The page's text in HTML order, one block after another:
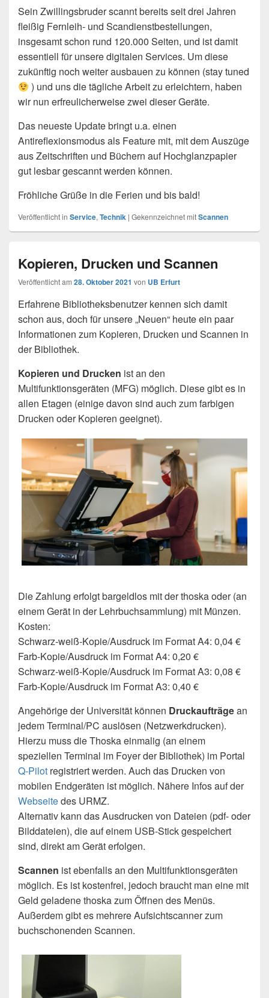
Sein Zwillingsbruder scannt bereits seit drei Jahren
fleißig Fernleih- und Scandienstbestellungen,
insgesamt schon rund 120.000 Seiten, und ist damit
essentiell für unsere digitalen Services. Um diese
zukünftig noch weiter ausbauen zu können (stay tuned
) und uns die tägliche Arbeit zu erleichtern, haben
wir nun erfreulicherweise zwei dieser Geräte.
Das neueste Update bringt u.a. einen
Antireflexionsmodus als Feature mit, mit dem Auszüge
aus Zeitschriften und Büchern auf Hochglanzpapier
gut lesbar gescannt werden können.
Fröhliche Grüße in die Ferien und bis bald!
Veröffentlicht in Service, Technik | Gekennzeichnet mitScannen
Kopieren, Drucken und Scannen
Veröffentlicht am 28. Oktober 2021 von UB Erfurt
Erfahrene Bibliotheksbenutzer kennen sich damit
schon aus, doch für unsere „Neuen“ heute ein paar
Informationen zum Kopieren, Drucken und Scannen in
der Bibliothek.
Kopieren und Drucken ist an den
Multifunktionsgeräten (MFG) möglich. Diese gibt es in
allen Etagen (einige davon sind auch zum farbigen
Drucken oder Kopieren geeignet).
Die Zahlung erfolgt bargeldlos mit der thoska oder (an
einem Gerät in der Lehrbuchsammlung) mit Münzen.
Kosten:
Schwarz-weiß-Kopie/Ausdruck im Format A4: 0,04 €
Farb-Kopie/Ausdruck im Format A4: 0,20 €
Schwarz-weiß-Kopie/Ausdruck im Format A3: 0,08 €
Farb-Kopie/Ausdruck im Format A3: 0,40 €
Angehörige der Universität können Druckaufträgean
jedem Terminal/PC auslösen (Netzwerkdrucken).
Hierzu muss die Thoska einmalig (an einem
speziellen Terminal im Foyer der Bibliothek) im Portal
Q-Pilot registriert werden. Auch das Drucken von
mobilen Endgeräten ist möglich. Nähere Infos auf der
Webseitedes URMZ.
Alternativ kann das Ausdrucken von Dateien (pdf- oder
Bilddateien), die auf einem USB-Stick gespeichert
sind, direkt am Gerät erfolgen.
Scannen ist ebenfalls an den Multifunktionsgeräten
möglich. Es ist kostenfrei, jedoch braucht man eine mit
Geld geladene thoska zum Öffnen des Menüs.
Außerdem gibt es mehrere Aufsichtscanner zum
buchschonenden Scannen.